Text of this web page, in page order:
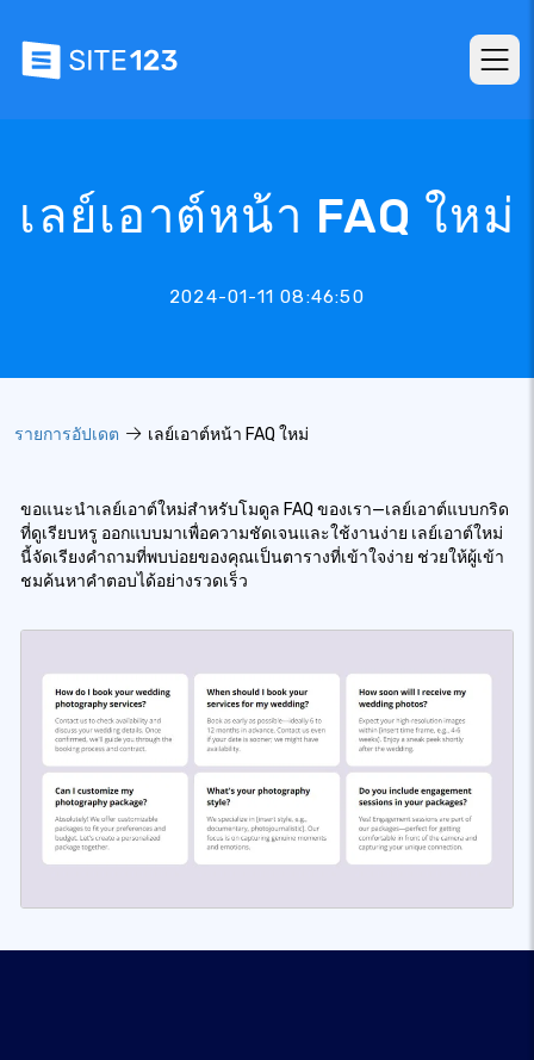
เลย์เอาต์หน้า FAQ ใหม่
2024-01-11 08:46:50
รายการอัปเดต เลย์เอาต์หน้า FAQ ใหม่
ขอแนะนำเลย์เอาต์ใหม่สำหรับโมดูล FAQ ของเรา—เลย์เอาต์แบบกริด
ที่ดูเรียบหรู ออกแบบมาเพื่อความชัดเจนและใช้งานง่าย เลย์เอาต์ใหม่
นี้จัดเรียงคำถามที่พบบ่อยของคุณเป็นตารางที่เข้าใจง่าย ช่วยให้ผู้เข้า
ชมค้นหาคำตอบได้อย่างรวดเร็ว